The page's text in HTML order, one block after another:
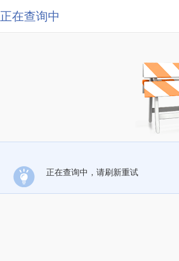
正在查询中
正在查询中，请刷新重试